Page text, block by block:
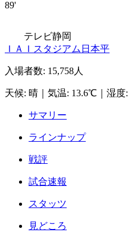
89'
テレビ静岡
ＩＡＩスタジアム日本平
入場者数: 15,758人
天候: 晴 気温: 13.6℃ 湿度:
サマリー
ラインナップ
戦評
試合速報
スタッツ
見どころ